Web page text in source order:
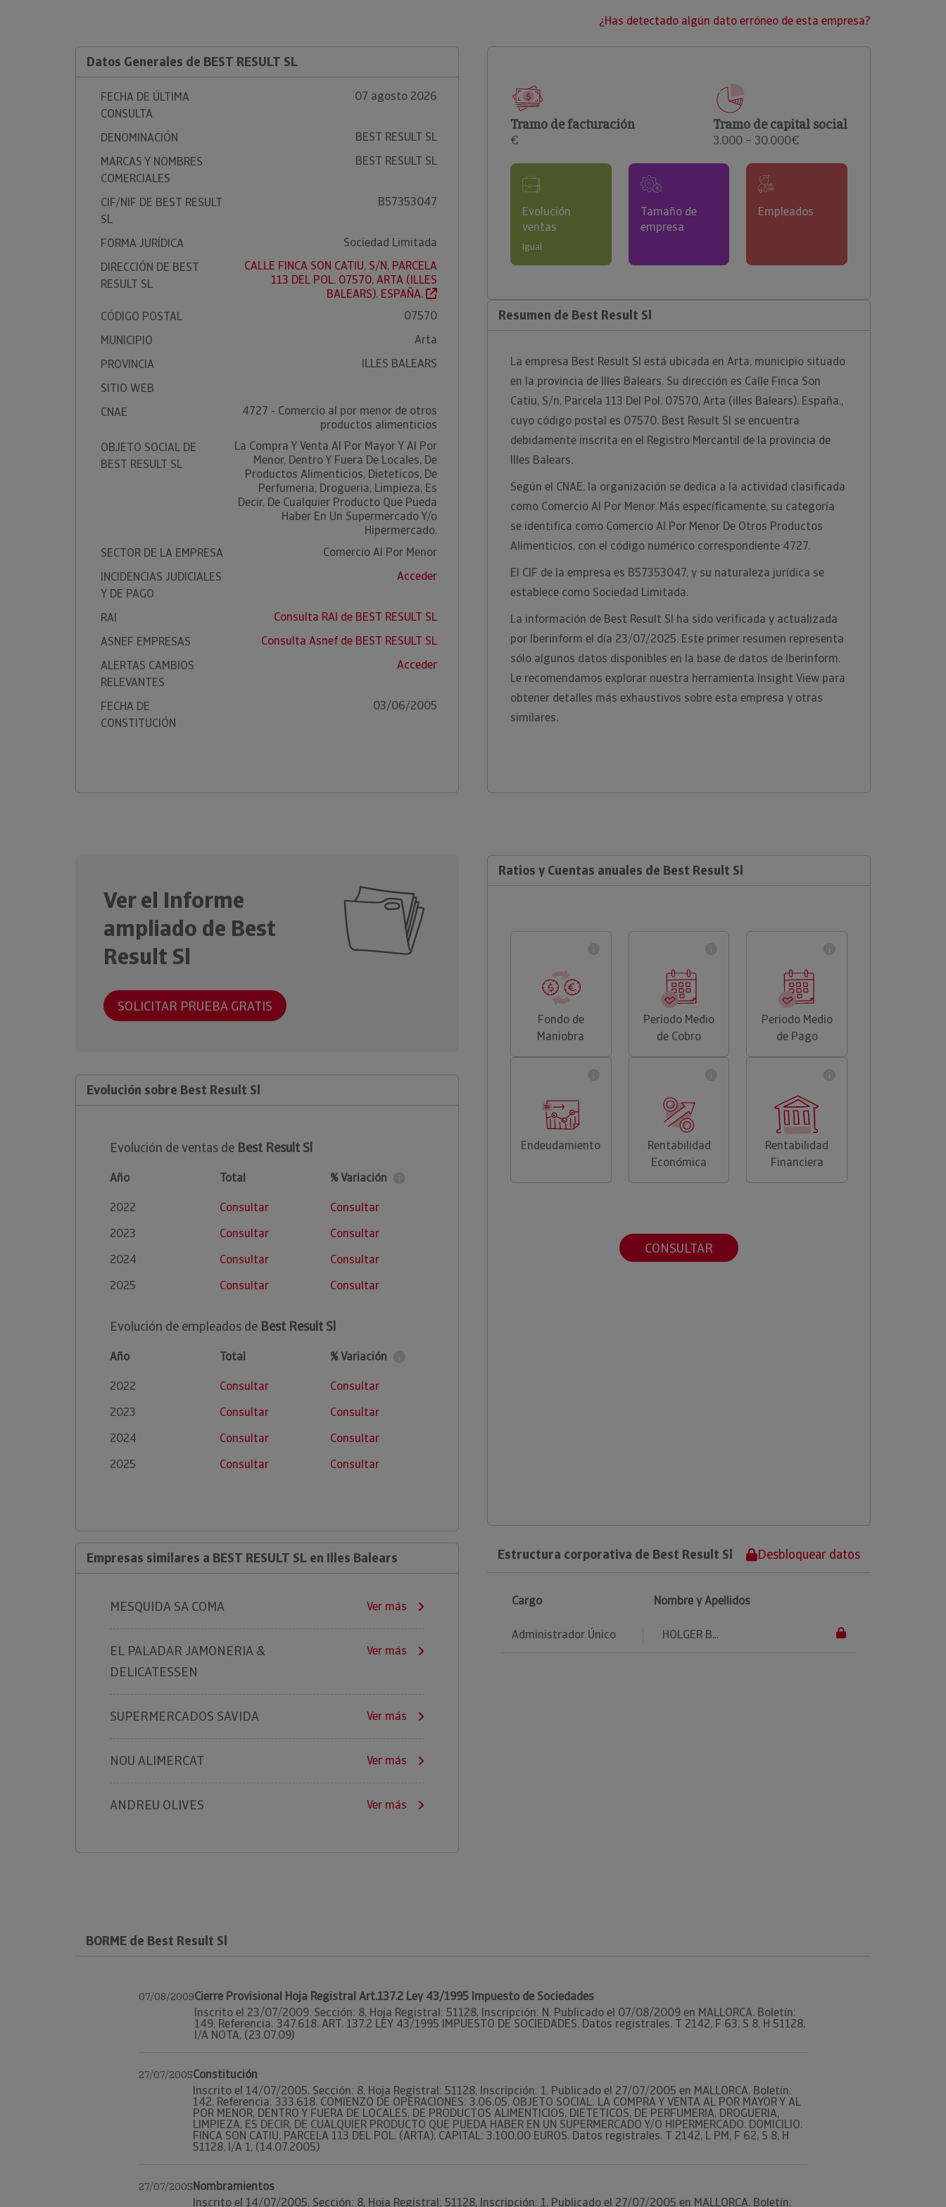
clientes.
¿Has detectado algún dato erróneo de esta empresa?
Datos Generales de BEST RESULT SL
FECHA DE ÚLTIMA
CONSULTA
07 agosto 2026
DENOMINACIÓN
BEST RESULT SL
MARCAS Y NOMBRES
COMERCIALES
BEST RESULT SL
CIF/NIF DE BEST RESULT
SL
B57353047
FORMA JURÍDICA
Sociedad Limitada
DIRECCIÓN DE BEST
RESULT SL
CALLE FINCA SON CATIU, S/N, PARCELA
113 DEL POL. 07570, ARTA (ILLES
BALEARS). ESPAÑA.
CÓDIGO POSTAL
07570
MUNICIPIO
Arta
PROVINCIA
ILLES BALEARS
SITIO WEB
CNAE
4727 - Comercio al por menor de otros
productos alimenticios
OBJETO SOCIAL DE
BEST RESULT SL
La Compra Y Venta Al Por Mayor Y Al Por
Menor, Dentro Y Fuera De Locales, De
Productos Alimenticios, Dieteticos, De
Perfumeria, Drogueria, Limpieza, Es
Decir, De Cualquier Producto Que Pueda
Haber En Un Supermercado Y/o
Hipermercado.
SECTOR DE LA EMPRESA
Comercio Al Por Menor
INCIDENCIAS JUDICIALES
Y DE PAGO
Acceder
RAI
Consulta RAI de BEST RESULT SL
ASNEF EMPRESAS
Consulta Asnef de BEST RESULT SL
ALERTAS CAMBIOS
RELEVANTES
Acceder
FECHA DE
CONSTITUCIÓN
03/06/2005
Tramo de facturación
€
Tramo de capital social
3.000 – 30.000€
Evolución
ventas
Igual
Tamaño de
empresa
Empleados
Resumen de Best Result Sl
La empresa Best Result Sl está ubicada en Arta, municipio situado
en la provincia de Illes Balears. Su dirección es Calle Finca Son
Catiu, S/n, Parcela 113 Del Pol. 07570, Arta (illes Balears). España.,
cuyo código postal es 07570. Best Result Sl se encuentra
debidamente inscrita en el Registro Mercantil de la provincia de
Illes Balears.
Según el CNAE, la organización se dedica a la actividad clasificada
como Comercio Al Por Menor. Más específicamente, su categoría
se identifica como Comercio Al Por Menor De Otros Productos
Alimenticios, con el código numérico correspondiente 4727.
El CIF de la empresa es B57353047, y su naturaleza jurídica se
establece como Sociedad Limitada.
La información de Best Result Sl ha sido verificada y actualizada
por Iberinform el día 23/07/2025. Este primer resumen representa
sólo algunos datos disponibles en la base de datos de Iberinform.
Le recomendamos explorar nuestra herramienta Insight View para
obtener detalles más exhaustivos sobre esta empresa y otras
similares.
Ver el Informe
ampliado de Best
Result Sl
SOLICITAR PRUEBA GRATIS
Evolución sobre Best Result Sl
Evolución de ventas de Best Result Sl
Año Total
% Variación
2022
Consultar
Consultar
2023
Consultar
Consultar
2024
Consultar
Consultar
2025
Consultar Consultar
Evolución de empleados de Best Result Sl
Año Total
% Variación
2022
Consultar
Consultar
2023
Consultar
Consultar
2024
Consultar
Consultar
2025
Consultar Consultar
Empresas similares a BEST RESULT SL en Illes Balears
MESQUIDA SA COMA Ver más
EL PALADAR JAMONERIA &
DELICATESSEN
Ver más
SUPERMERCADOS SAVIDA Ver más
NOU ALIMERCAT Ver más
ANDREU OLIVES Ver más
Ratios y Cuentas anuales de Best Result Sl
Fondo de
Maniobra
Periodo Medio
de Cobro
Periodo Medio
de Pago
Endeudamiento
Rentabilidad
Económica
Rentabilidad
Financiera
CONSULTAR
Estructura corporativa de Best Result Sl Desbloquear datos
Cargo Nombre y Apellidos
Administrador Único HOLGER B...
BORME de Best Result Sl
07/08/2009Cierre Provisional Hoja Registral Art.137.2 Ley 43/1995 Impuesto de Sociedades
Inscrito el 23/07/2009. Sección: 8, Hoja Registral: 51128, Inscripción: N. Publicado el 07/08/2009 en MALLORCA. Boletín:
149, Referencia: 347.618. ART. 137.2 LEY 43/1995 IMPUESTO DE SOCIEDADES. Datos registrales. T 2142, F 63, S 8, H 51128,
I/A NOTA, (23.07.09)
27/07/2005Constitución
Inscrito el 14/07/2005. Sección: 8, Hoja Registral: 51128, Inscripción: 1. Publicado el 27/07/2005 en MALLORCA. Boletín:
142, Referencia: 333.618. COMIENZO DE OPERACIONES: 3.06.05. OBJETO SOCIAL: LA COMPRA Y VENTA AL POR MAYOR Y AL
POR MENOR, DENTRO Y FUERA DE LOCALES, DE PRODUCTOS ALIMENTICIOS, DIETETICOS, DE PERFUMERIA, DROGUERIA,
LIMPIEZA, ES DECIR, DE CUALQUIER PRODUCTO QUE PUEDA HABER EN UN SUPERMERCADO Y/O HIPERMERCADO. DOMICILIO:
FINCA SON CATIU, PARCELA 113 DEL POL. (ARTA). CAPITAL: 3.100,00 EUROS. Datos registrales. T 2142, L PM, F 62, S 8, H
51128, I/A 1, (14.07.2005)
27/07/2005Nombramientos
Inscrito el 14/07/2005. Sección: 8, Hoja Registral: 51128, Inscripción: 1. Publicado el 27/07/2005 en MALLORCA. Boletín: